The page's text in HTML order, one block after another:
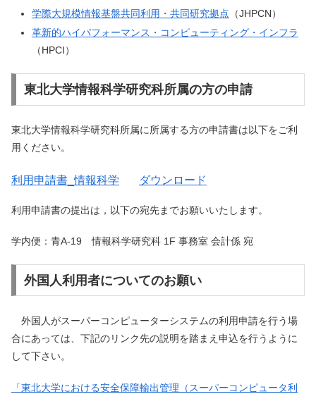
学際大規模情報基盤共同利用・共同研究拠点 （JHPCN）
革新的ハイパフォーマンス・コンピューティング・インフラ
（HPCI）
東北大学情報科学研究科所属の方の申請
東北大学情報科学研究科所属に所属する方の申請書は以下をご利
用ください。
利用申請書_情報科学 ダウンロード
利用申請書の提出は，以下の宛先までお願いいたします。
学内便：青A-19 情報科学研究科 1F 事務室 会計係 宛
外国人利用者についてのお願い
外国人がスーパーコンピューターシステムの利用申請を行う場
合にあっては、下記のリンク先の説明を踏まえ申込を行うように
して下さい。
「東北大学における安全保障輸出管理（スーパーコンピュータ利